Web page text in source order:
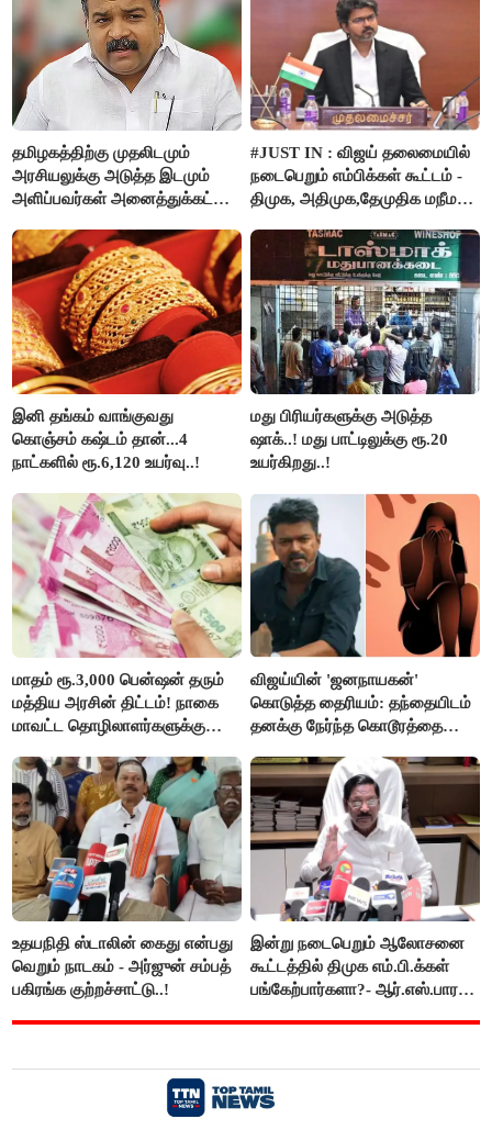
தமிழகத்திற்கு முதலிடமும்
அரசியலுக்கு அடுத்த இடமும்
அளிப்பவர்கள் அனைத்துக்கட்சி
பங்கேற்பார்கள் - மாணிக்கம்
தாகூர்..!!
#JUST IN : விஜய் தலைமையில்
நடைபெறும் எம்பிக்கள் கூட்டம் -
திமுக, அதிமுக,தேமுதிக மநீம
இனி தங்கம் வாங்குவது
கொஞ்சம் கஷ்டம் தான்...4
நாட்களில் ரூ.6,120 உயர்வு..!
மது பிரியர்களுக்கு அடுத்த
ஷாக்..! மது பாட்டிலுக்கு ரூ.20
உயர்கிறது..!
மாதம் ரூ.3,000 பென்ஷன் தரும்
மத்திய அரசின் திட்டம்! நாகை
மாவட்ட தொழிலாளர்களுக்கு
செய்தி!
விஜய்யின் 'ஜனநாயகன்'
கொடுத்த தைரியம்: தந்தையிடம்
தனக்கு நேர்ந்த கொடூரத்தை
உதயநிதி ஸ்டாலின் கைது என்பது
வெறும் நாடகம் - அர்ஜுன் சம்பத்
பகிரங்க குற்றச்சாட்டு..!
இன்று நடைபெறும் ஆலோசனை
கூட்டத்தில் திமுக எம்.பி.க்கள்
பங்கேற்பார்களா?- ஆர்.எஸ்.பாரதி